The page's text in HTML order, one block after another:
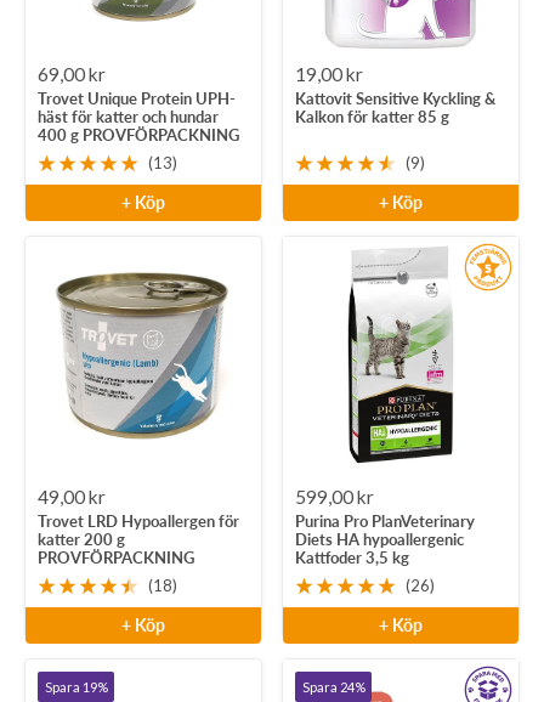
Rea-
pris
69,00 kr
Trovet Unique Protein UPH-
häst för katter och hundar
400 g PROVFÖRPACKNING
(13)
+ Köp
Rea-
pris
19,00 kr
Kattovit Sensitive Kyckling &
Kalkon för katter 85 g
(9)
+ Köp
Rea-
pris
49,00 kr
Trovet LRD Hypoallergen för
katter 200 g
PROVFÖRPACKNING
(18)
+ Köp
Rea-
pris
599,00 kr
Purina Pro PlanVeterinary
Diets HA hypoallergenic
Kattfoder 3,5 kg
(26)
+ Köp
Spara 19% Spara 24%